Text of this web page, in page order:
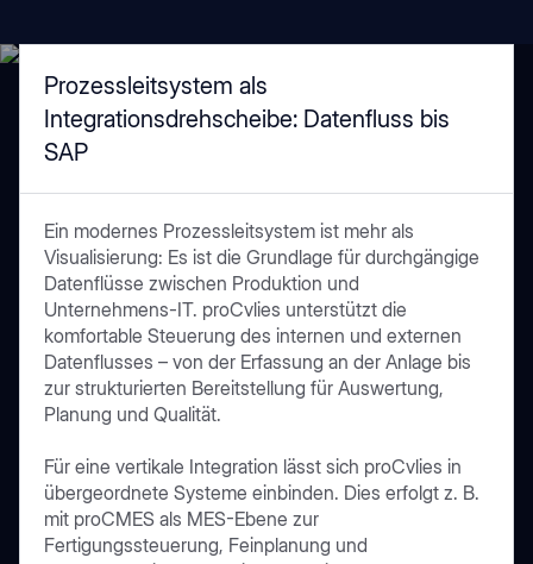
Prozessleitsystem als
Integrationsdrehscheibe: Datenfluss bis
SAP
Ein modernes Prozessleitsystem ist mehr als
Visualisierung: Es ist die Grundlage für durchgängige
Datenflüsse zwischen Produktion und
Unternehmens-IT. proCvlies unterstützt die
komfortable Steuerung des internen und externen
Datenflusses – von der Erfassung an der Anlage bis
zur strukturierten Bereitstellung für Auswertung,
Planung und Qualität.
Für eine vertikale Integration lässt sich proCvlies in
übergeordnete Systeme einbinden. Dies erfolgt z. B.
mit proCMES als MES-Ebene zur
Fertigungssteuerung, Feinplanung und